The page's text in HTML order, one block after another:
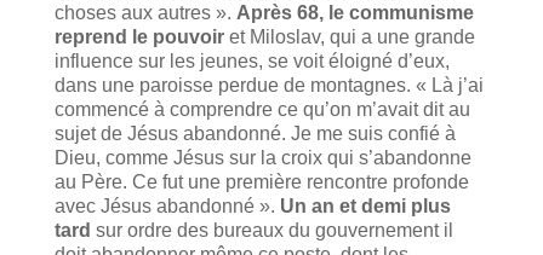
choses aux autres ». Après 68, le communisme
reprend le pouvoiret Miloslav, qui a une grande
influence sur les jeunes, se voit éloigné d’eux,
dans une paroisse perdue de montagnes. « Là j’ai
commencé à comprendre ce qu’on m’avait dit au
sujet de Jésus abandonné. Je me suis confié à
Dieu, comme Jésus sur la croix qui s’abandonne
au Père. Ce fut une première rencontre profonde
avec Jésus abandonné ». Un an et demi plus
tard sur ordre des bureaux du gouvernement il